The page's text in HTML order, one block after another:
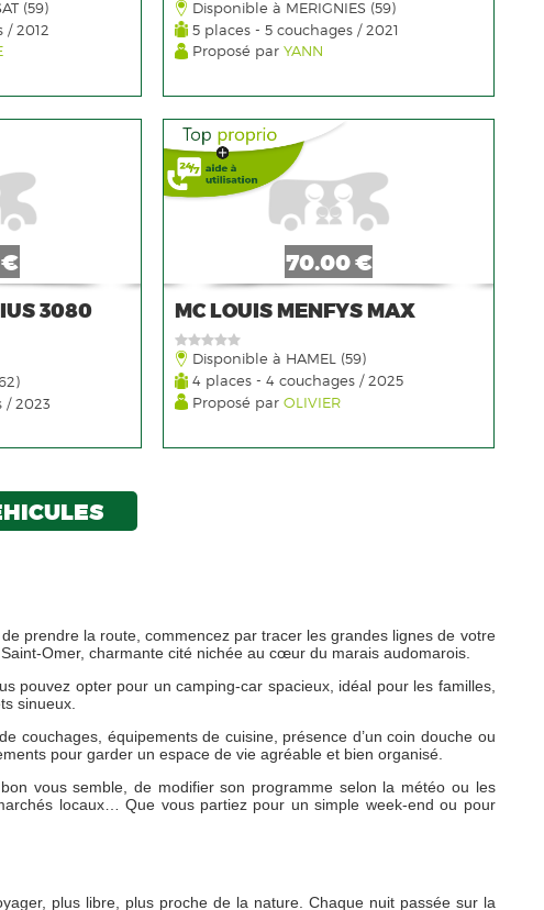
(59)
/ 2012
Disponible à MERIGNIES (59)
5 places - 5 couchages / 2021
Proposé parYANN
3080
/ 2023
70.00 €
MC LOUIS MENFYS MAX
Disponible à HAMEL (59)
4 places - 4 couchages / 2025
Proposé parOLIVIER
prendre la route, commencez par tracer les grandes lignes de votre
Omer, charmante cité nichée au cœur du marais audomarois.
pouvez opter pour un camping-car spacieux, idéal pour les familles,
sinueux.
couchages, équipements de cuisine, présence d’un coin douche ou
pour garder un espace de vie agréable et bien organisé.
vous semble, de modifier son programme selon la météo ou les
locaux… Que vous partiez pour un simple week-end ou pour
plus libre, plus proche de la nature. Chaque nuit passée sur la